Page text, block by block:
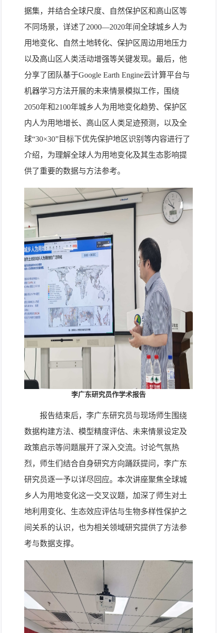
据集，并结合全球尺度、自然保护区和高山区等
不同场景，详述了2000—2020年间全球城乡人为
用地变化、自然土地转化、保护区周边用地压力
以及高山区人类活动增强等关键发现。最后，他
分享了团队基于Google Earth Engine云计算平台与
机器学习方法开展的未来情景模拟工作，围绕
2050年和2100年城乡人为用地变化趋势、保护区
内人为用地增长、高山区人类足迹预测，以及全
球“30×30”目标下优先保护地区识别等内容进行了
介绍，为理解全球人为用地变化及其生态影响提
供了重要的数据与方法参考。
李广东研究员作学术报告
报告结束后，李广东研究员与现场师生围绕
数据构建方法、模型精度评估、未来情景设定及
政策启示等问题展开了深入交流。讨论气氛热
烈，师生们结合自身研究方向踊跃提问，李广东
研究员逐一予以详尽回应。本次讲座聚焦全球城
乡人为用地变化这一交叉议题，加深了师生对土
地利用变化、生态效应评估与生物多样性保护之
间关系的认识，也为相关领域研究提供了方法参
考与数据支撑。